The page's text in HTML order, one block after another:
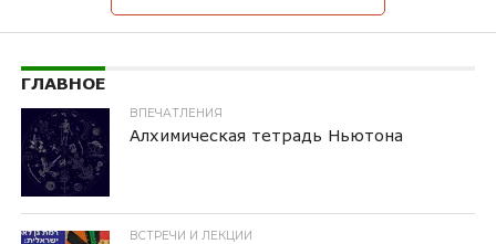
ГЛАВНОЕ
ВПЕЧАТЛЕНИЯ
Алхимическая тетрадь Ньютона
ВСТРЕЧИ И ЛЕКЦИИ